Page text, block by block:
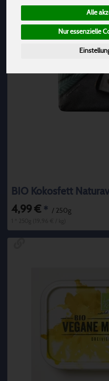
Alle
Nur essenzielle
BIO Kokosfett
4,99 € * / 250g